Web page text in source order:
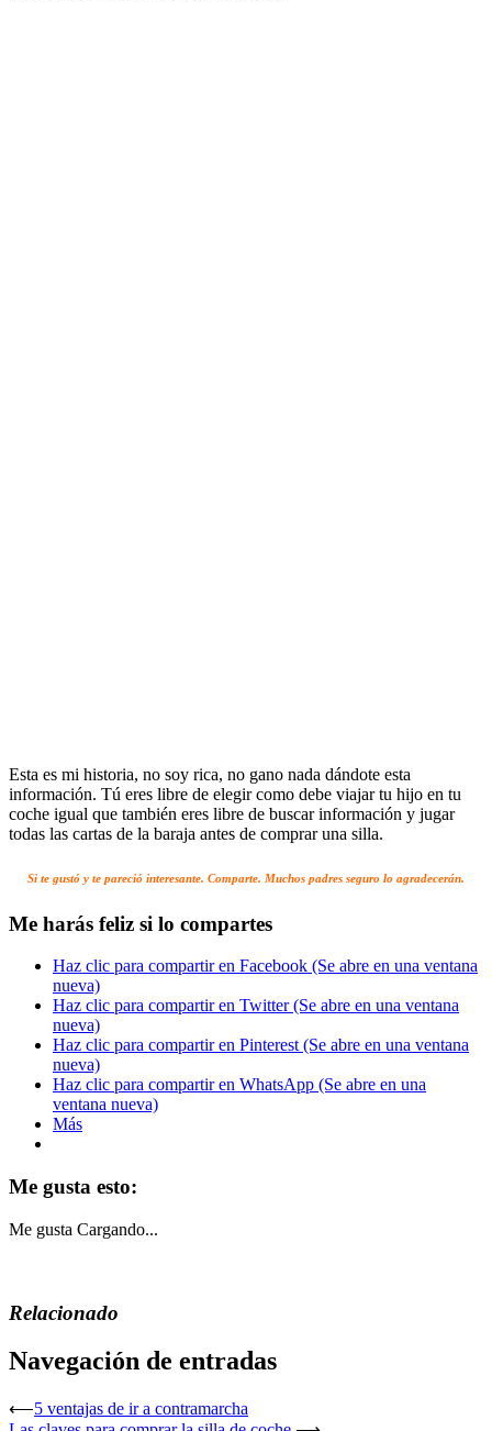
Esta es mi historia, no soy rica, no gano nada dándote esta
información. Tú eres libre de elegir como debe viajar tu hijo en tu
coche igual que también eres libre de buscar información y jugar
todas las cartas de la baraja antes de comprar una silla.
Si te gustó y te pareció interesante. Comparte. Muchos padres seguro lo agradecerán.
Me harás feliz si lo compartes
Haz clic para compartir en Facebook (Se abre en una ventana
nueva)
Haz clic para compartir en Twitter (Se abre en una ventana
nueva)
Haz clic para compartir en Pinterest (Se abre en una ventana
nueva)
Haz clic para compartir en WhatsApp (Se abre en una
ventana nueva)
Más
Me gusta esto:
Me gusta Cargando...
Relacionado
Navegación de entradas
⟵5 ventajas de ir a contramarcha